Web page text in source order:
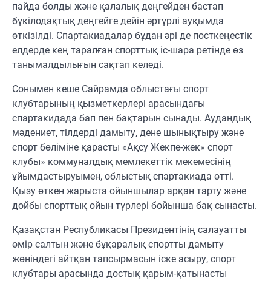
пайда болды және қалалық деңгейден бастап
бүкілодақтық деңгейге дейін әртүрлі ауқымда
өткізілді. Спартакиадалар бұдан әрі де посткеңестік
елдерде кең таралған спорттық іс-шара ретінде өз
танымалдылығын сақтап келеді.
Сонымен кеше Сайрамда облыстағы спорт
клубтарының қызметкерлері арасындағы
спартакидада бап пен бақтарын сынады. Аудандық
мәдениет, тілдерді дамыту, дене шынықтыру және
спорт бөліміне қарасты «Ақсу Жекпе-жек» спорт
клубы» коммуналдық мемлекеттік мекемесінің
ұйымдастыруымен, облыстық спартакиада өтті.
Қызу өткен жарыста ойыншылар арқан тарту және
дойбы спорттық ойын түрлері бойынша бақ сынасты.
Қазақстан Республикасы Президентінің салауатты
өмір салтын және бұқаралық спортты дамыту
жөніндегі айтқан тапсырмасын іске асыру, спорт
клубтары арасында достық қарым-қатынасты